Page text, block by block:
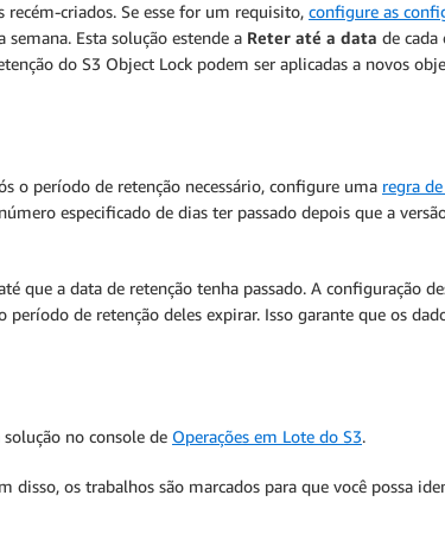
criados. Se esse for um requisito, configure as
Esta solução estende a Reter até a data de
do S3 Object Lock podem ser aplicadas a novos
o período de retenção necessário, configure uma regra
especificado de dias ter passado depois que a
que a data de retenção tenha passado. A configuração
de retenção deles expirar. Isso garante que os
no console de Operações em Lote do S3.
os trabalhos são marcados para que você possa